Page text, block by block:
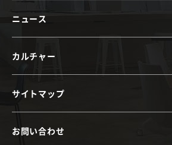
ニュース
カルチャー
サイトマップ
お問い合わせ